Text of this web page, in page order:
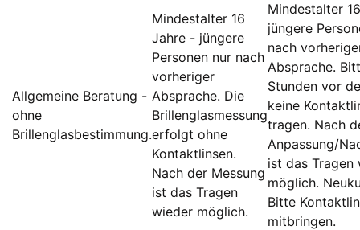
Allgemeine Beratung -
ohne
Brillenglasbestimmung.
Mindestalter 16
Jahre - jüngere
Personen nur nach
vorheriger
Absprache. Die
Brillenglasmessung
erfolgt ohne
Kontaktlinsen.
Nach der Messung
ist das Tragen
wieder möglich.
Mindestalter
jüngere
nach
Absprache.
Stunden vor
keine
tragen. Nach
Anpassung/
ist das Tragen
möglich.
Bitte
mitbringen.